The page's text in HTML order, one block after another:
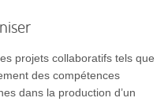
projets collaboratifs tels que
des compétences
dans la production d’un